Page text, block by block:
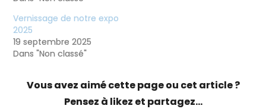
Vernissage de notre expo
2025
19 septembre 2025
Dans "Non classé"
Vous avez aimé cette page ou cet article ?
Pensez à likez et partagez...